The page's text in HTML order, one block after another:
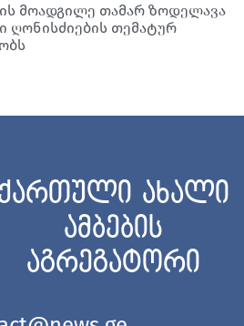
მოადგილე თამარ ზოდელავა
ღონისძიების თემატურ
ახალი
ამბების
აგრეგატორი